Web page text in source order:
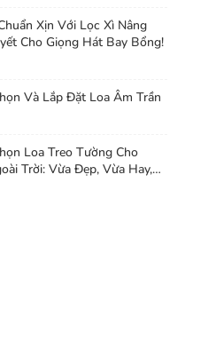
Xịn Với Lọc Xì Nâng
Cho Giọng Hát Bay Bổng!
Và Lắp Đặt Loa Âm Trần
Loa Treo Tường Cho
Trời: Vừa Đẹp, Vừa Hay,